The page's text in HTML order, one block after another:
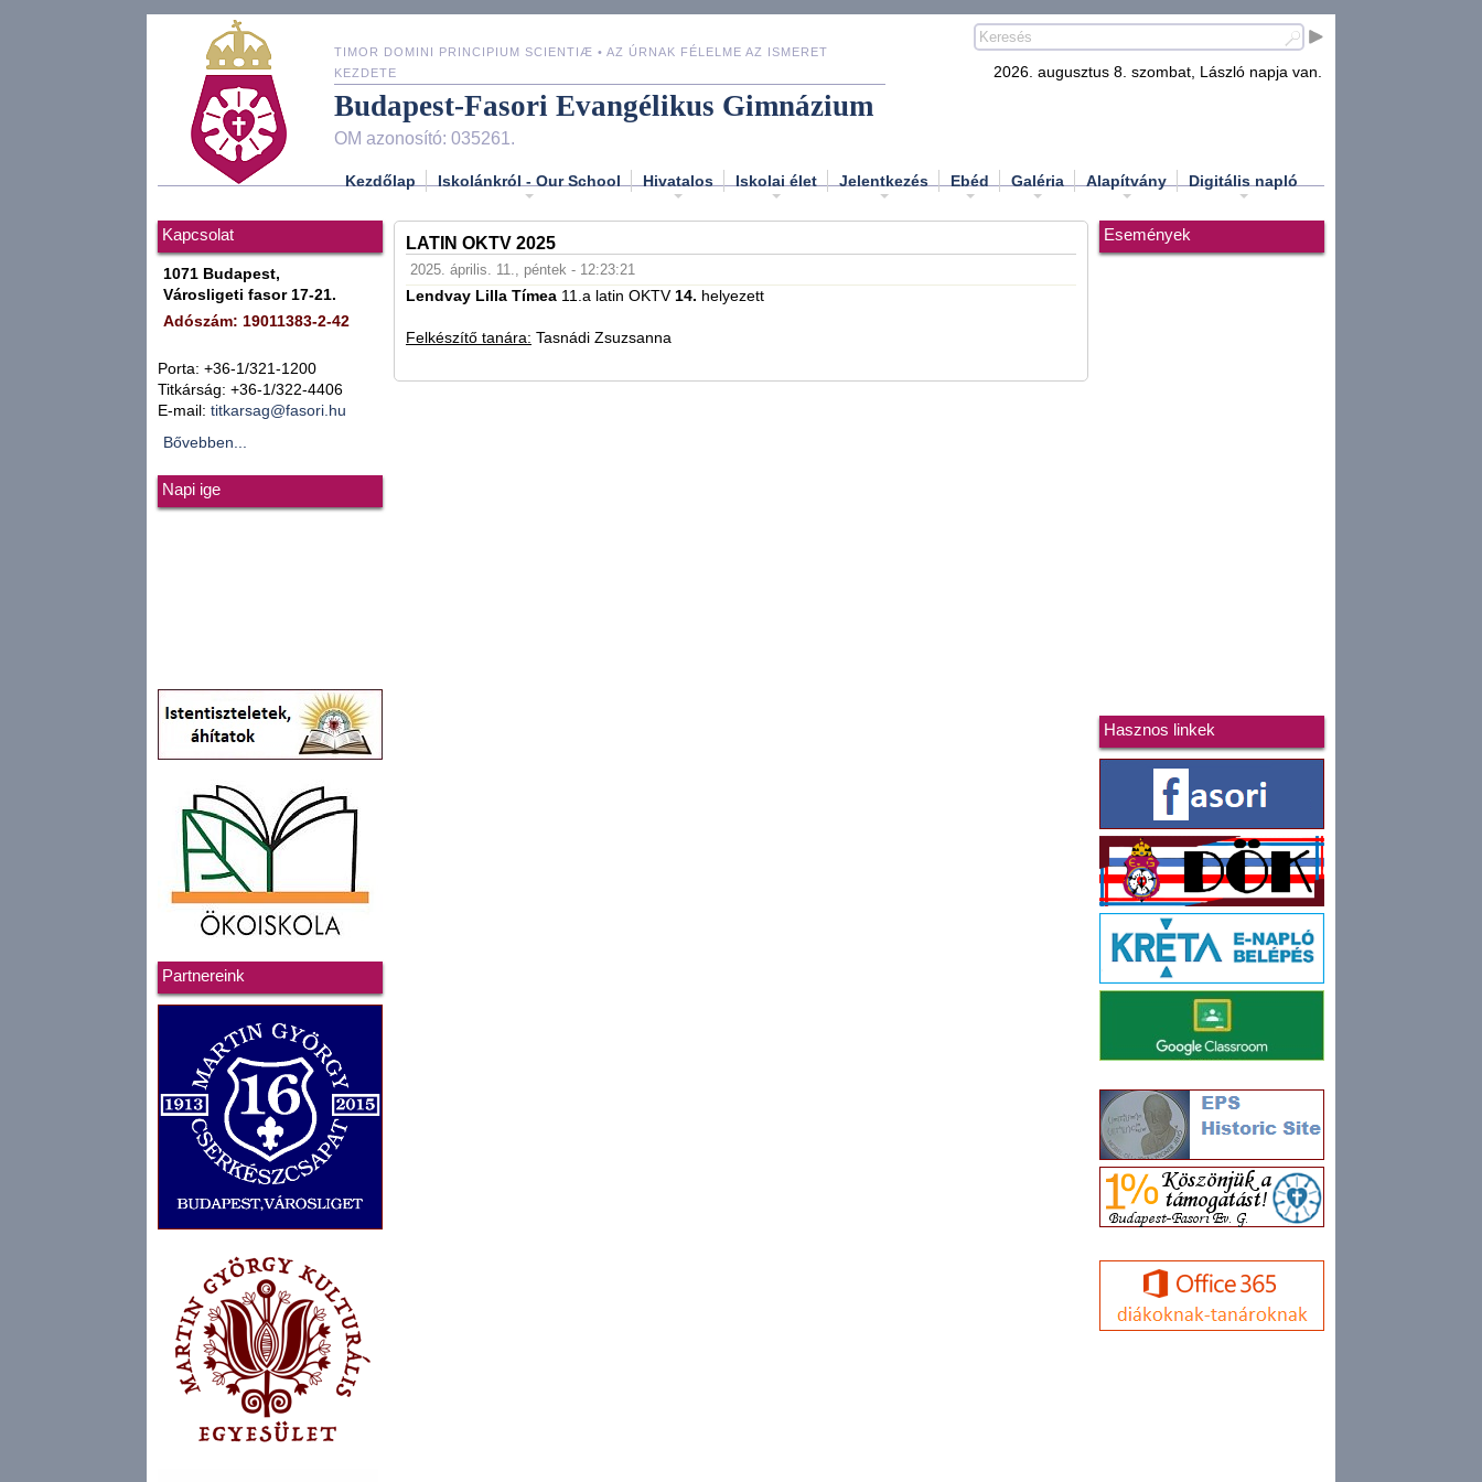
TIMOR DOMINI PRINCIPIUM SCIENTIÆ • AZ ÚRNAK FÉLELME AZ ISMERET
KEZDETE
Budapest-Fasori Evangélikus Gimnázium
OM azonosító: 035261.
2026. augusztus 8. szombat, László napja van.
Kezdőlap Iskolánkról - Our School Hivatalos Iskolai élet Jelentkezés Ebéd Galéria Alapítvány Digitális napló
Kapcsolat
1071 Budapest,
Városligeti fasor 17-21.
Adószám: 19011383-2-42
Porta: +36-1/321-1200
Titkárság: +36-1/322-4406
E-mail: titkarsag@fasori.hu
Bővebben...
Napi ige
Partnereink
LATIN OKTV 2025
2025. április. 11., péntek - 12:23:21
Lendvay Lilla Tímea 11.a latin OKTV 14. helyezett
Felkészítő tanára: Tasnádi Zsuzsanna
Események
Hasznos linkek